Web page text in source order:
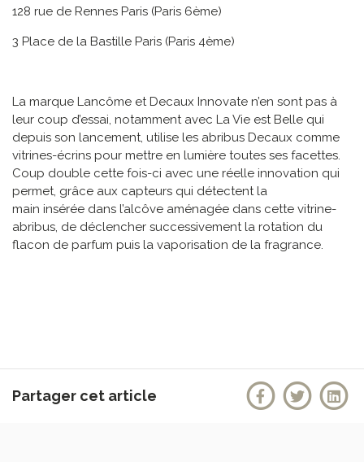
128 rue de Rennes Paris (Paris 6ème)
3 Place de la Bastille Paris (Paris 4ème)
La marque Lancôme et Decaux Innovate n’en sont pas à
leur coup d’essai, notamment avec La Vie est Belle qui
depuis son lancement, utilise les abribus Decaux comme
vitrines-écrins pour mettre en lumière toutes ses facettes.
Coup double cette fois-ci avec une réelle innovation qui
permet, grâce aux capteurs qui détectent la
main insérée dans l’alcôve aménagée dans cette vitrine-
abribus, de déclencher successivement la rotation du
flacon de parfum puis la vaporisation de la fragrance.
Partager cet article